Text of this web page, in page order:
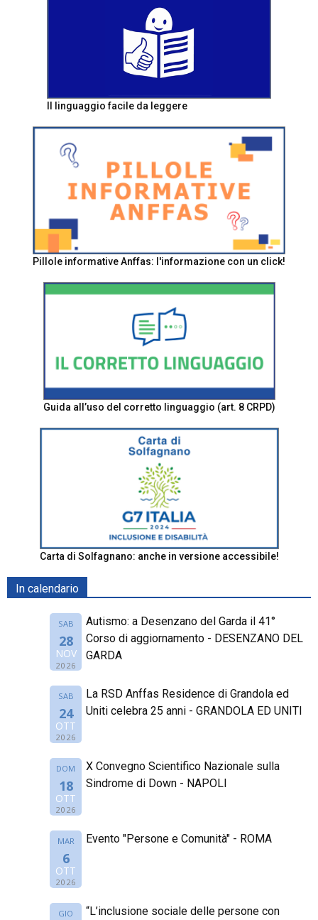
Il linguaggio facile da leggere
Pillole informative Anffas: l'informazione con un click!
Guida all’uso del corretto linguaggio (art. 8 CRPD)
Carta di Solfagnano: anche in versione accessibile!
In calendario
SAB
28
NOV
2026
Autismo: a Desenzano del Garda il 41°
Corso di aggiornamento - DESENZANO DEL
GARDA
SAB
24
OTT
2026
La RSD Anffas Residence di Grandola ed
Uniti celebra 25 anni - GRANDOLA ED UNITI
DOM
18
OTT
2026
X Convegno Scientifico Nazionale sulla
Sindrome di Down - NAPOLI
MAR
6
OTT
2026
Evento "Persone e Comunità" - ROMA
GIO
“L’inclusione sociale delle persone con